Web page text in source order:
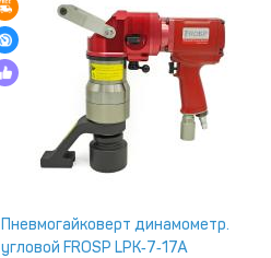
Пневмогайковерт динамометр.
угловой FROSP LPK‑7‑17A